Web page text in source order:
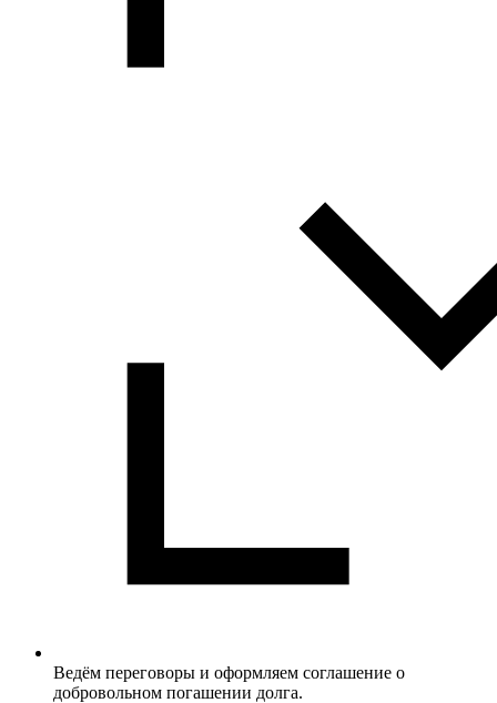
Ведём переговоры и оформляем соглашение о
добровольном погашении долга.